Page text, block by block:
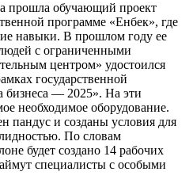
прошла обучающий проект
программе «Енбек», где
навыки. В прошлом году ее
с ограниченными
центром» удостоился
государственной
бизнеса — 2025». На эти
необходимое оборудование.
пандус и созданы условия для
По словам
будет создано 14 рабочих
специалисты с особыми